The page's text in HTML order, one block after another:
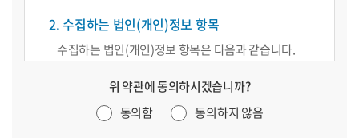
2. 수집하는 법인(개인)정보 항목
수집하는 법인(개인)정보 항목은 다음과 같습니다.
전화번호, 이메일 및 고객의 상담 내용
3. 법인(개인)정보의 보유 및 이용 기간
위 약관에 동의하시겠습니까?
동의함
동의하지 않음